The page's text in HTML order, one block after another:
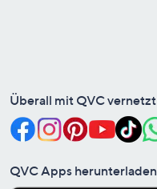
Überall mit QVC vernetzt
QVC Apps herunterladen